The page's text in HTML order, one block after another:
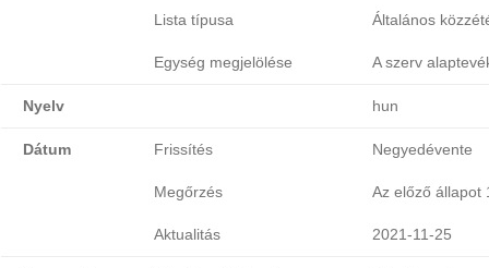
Lista típusa Általános
Egység megjelölése A szerv
Nyelv hun
Dátum Frissítés Negyedévente
Megőrzés Az előző állapot
Aktualitás 2021-11-25